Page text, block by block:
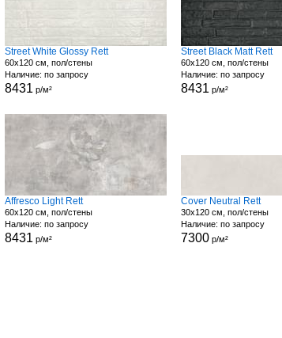
Street White Glossy Rett
60x120 см, пол/стены
Наличие: по запросу
8431 р/м²
Street Black Matt Rett
60x120 см, пол/стены
Наличие: по запросу
8431 р/м²
Affresco Light Rett
60x120 см, пол/стены
Наличие: по запросу
8431 р/м²
Cover Neutral Rett
30x120 см, пол/стены
Наличие: по запросу
7300 р/м²